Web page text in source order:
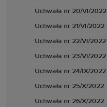
Uchwała nr 20/VI/2022
Uchwała nr 21/VI/2022
Uchwała nr 22/VI/2022
Uchwała nr 23/VI/2022
Uchwała nr 24/IX/2022
Uchwała nr 25/X/2022
Uchwała nr 26/X/2022